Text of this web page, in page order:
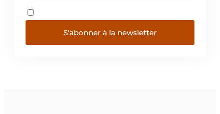
S'abonner à la newsletter